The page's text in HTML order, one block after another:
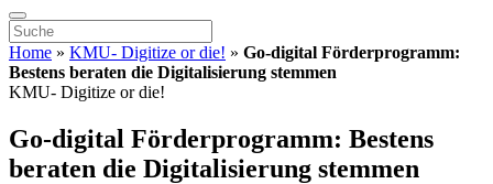
Home » KMU- Digitize or die! » Go-digital Förderprogramm:
Bestens beraten die Digitalisierung stemmen
KMU- Digitize or die!
Go-digital Förderprogramm: Bestens
beraten die Digitalisierung stemmen